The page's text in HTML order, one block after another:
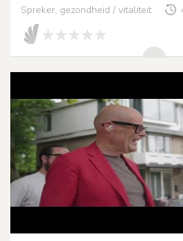
Spreker, gezondheid / vitaliteit